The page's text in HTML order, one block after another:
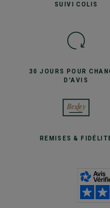
SUIVICOLIS
30 JOURS POUR
D'AVIS
REMISES&